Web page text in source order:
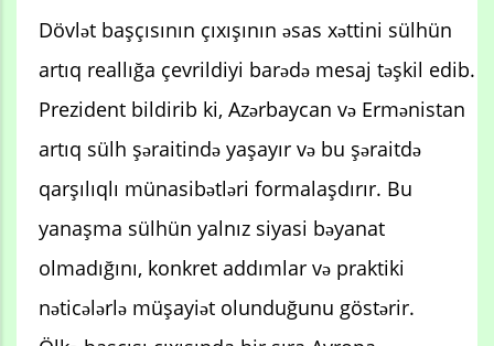
Dövlət başçısının çıxışının əsas xəttini sülhün
artıq reallığa çevrildiyi barədə mesaj təşkil edib.
Prezident bildirib ki, Azərbaycan və Ermənistan
artıq sülh şəraitində yaşayır və bu şəraitdə
qarşılıqlı münasibətləri formalaşdırır. Bu
yanaşma sülhün yalnız siyasi bəyanat
olmadığını, konkret addımlar və praktiki
nəticələrlə müşayiət olunduğunu göstərir.